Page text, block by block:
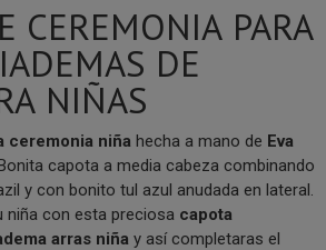
CEREMONIA PARA
DE
NIÑAS
ceremonia niña hecha a mano de Eva
capota a media cabeza combinando
y con bonito tul azul anudada en lateral.
niña con esta preciosa capota
arras niña y así completaras el